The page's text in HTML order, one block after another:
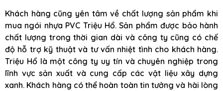
Khách hàng cũng yên tâm về chất lượng sản phẩm khi
mua ngói nhựa PVC Triệu Hổ. Sản phẩm được bảo hành
chất lượng trong thời gian dài và công ty cũng có chế
độ hỗ trợ kỹ thuật và tư vấn nhiệt tình cho khách hàng.
Triệu Hổ là một công ty uy tín và chuyên nghiệp trong
lĩnh vực sản xuất và cung cấp các vật liệu xây dựng
xanh. Khách hàng có thể hoàn toàn tin tưởng và hài lòng